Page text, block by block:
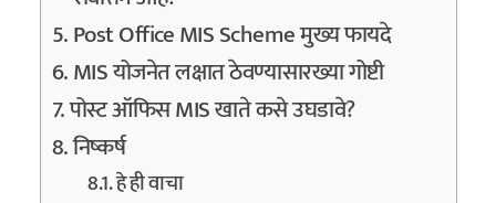
Post Office MIS Scheme मुख्य फायदे
MIS योजनेत लक्षात ठेवण्यासारख्या गोष्टी
पोस्ट ऑफिस MIS खाते कसे उघडावे?
निष्कर्ष
हे ही वाचा